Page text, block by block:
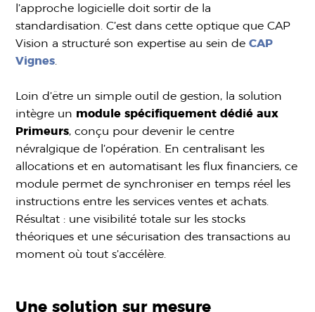
l’approche logicielle doit sortir de la
standardisation. C’est dans cette optique que CAP
Vision a structuré son expertise au sein deCAP
Vignes.
Loin d’être un simple outil de gestion, la solution
intègre un module spécifiquement dédié aux
Primeurs, conçu pour devenir le centre
névralgique de l’opération. En centralisant les
allocations et en automatisant les flux financiers, ce
module permet de synchroniser en temps réel les
instructions entre les services ventes et achats.
Résultat : une visibilité totale sur les stocks
théoriques et une sécurisation des transactions au
moment où tout s’accélère.
Une solution sur mesure